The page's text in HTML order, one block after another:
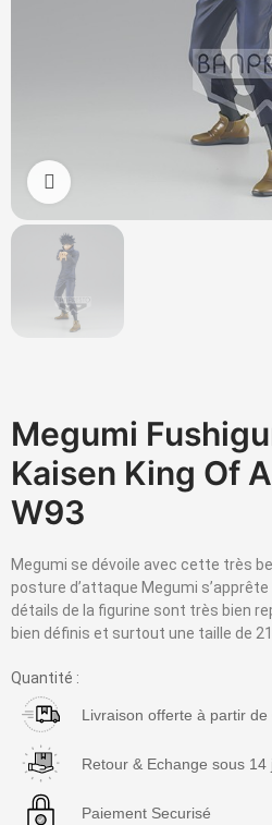
Megumi
Kaisen King Of
W93
Megumi se dévoile avec cette très
posture d’attaque Megumi
détails de la figurine sont très bien
bien définis et surtout une taille de
Quantité :
Livraison offerte à partir de
Retour & Echange sous 14
Paiement Securisé